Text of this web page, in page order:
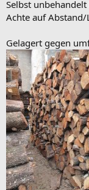
Selbst
Achte auf
Gelagert gegen